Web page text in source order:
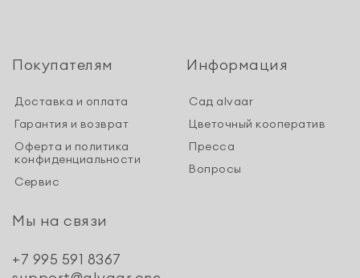
Покупателям
Доставка и оплата
Гарантия и возврат
Оферта и политика
конфиденциальности
Сервис
Информация
Сад alvaar
Цветочный кооператив
Пресса
Вопросы
Мы на связи
+7 995 591 8367